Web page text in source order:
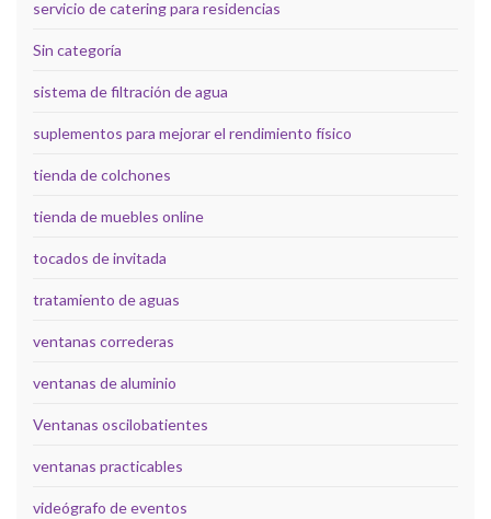
servicio de catering para residencias
Sin categoría
sistema de filtración de agua
suplementos para mejorar el rendimiento físico
tienda de colchones
tienda de muebles online
tocados de invitada
tratamiento de aguas
ventanas correderas
ventanas de aluminio
Ventanas oscilobatientes
ventanas practicables
videógrafo de eventos